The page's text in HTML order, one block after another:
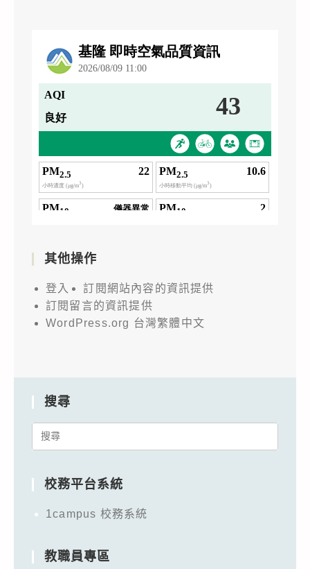
其他操作
登入
訂閱網站內容的資訊提供
訂閱留言的資訊提供
WordPress.org 台灣繁體中文
搜尋
Search
校務平台系統
1campus 校務系統
教職員專區